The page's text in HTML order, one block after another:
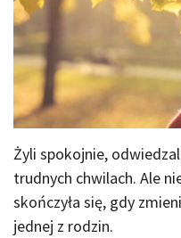
Żyli spokojnie,
trudnych chwilach. Ale
skończyła się, gdy
jednej z rodzin.